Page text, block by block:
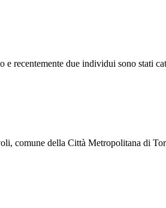
recentemente due individui sono stati
comune della Città Metropolitana di